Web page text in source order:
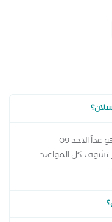
أقرب ميعاد لدكتور أحمد راقي رسلان هو غداً الاحد 09
مساءً وتقدر تشوف كل المواعيد